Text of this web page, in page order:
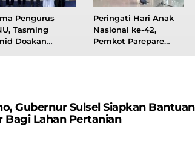
Pengurus
Tasming
Doakan
Peringati Hari Anak
Nasional ke-42,
Pemkot Parepare
Gubernur Sulsel Siapkan Bantuan
Bagi Lahan Pertanian